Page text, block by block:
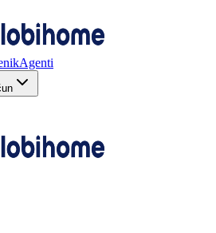
Agenti